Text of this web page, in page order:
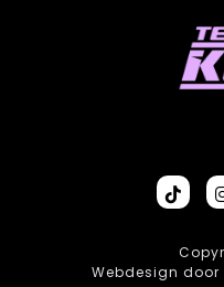
Webdesign door